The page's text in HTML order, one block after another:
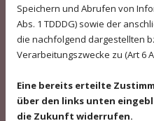
Speichern und Abrufen von
Abs. 1 TDDDG) sowie der
die nachfolgend dargestellten
Verarbeitungszwecke zu (Art 6
Eine bereits erteilte
über den links unten
die Zukunft widerrufen.